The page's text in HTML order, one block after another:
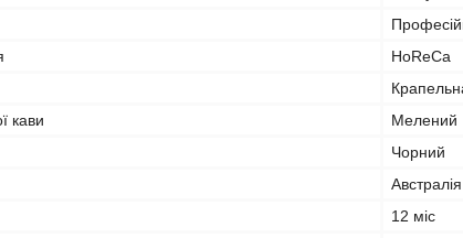
HoReCa
кави
Мелений
Чорний
Австралія
12 міс